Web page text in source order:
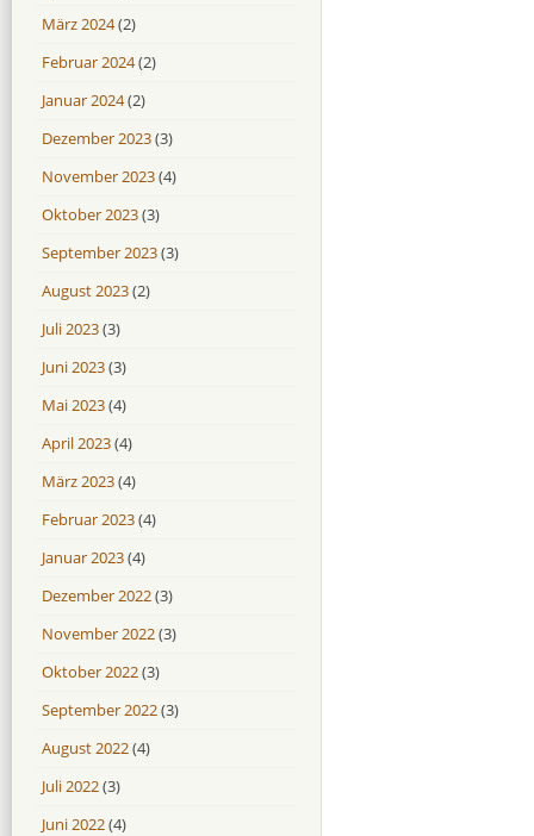
März 2024(2)
Februar 2024(2)
Januar 2024(2)
Dezember 2023(3)
November 2023(4)
Oktober 2023(3)
September 2023(3)
August 2023(2)
Juli 2023(3)
Juni 2023(3)
Mai 2023(4)
April 2023(4)
März 2023(4)
Februar 2023(4)
Januar 2023(4)
Dezember 2022(3)
November 2022(3)
Oktober 2022(3)
September 2022(3)
August 2022(4)
Juli 2022(3)
Juni 2022(4)